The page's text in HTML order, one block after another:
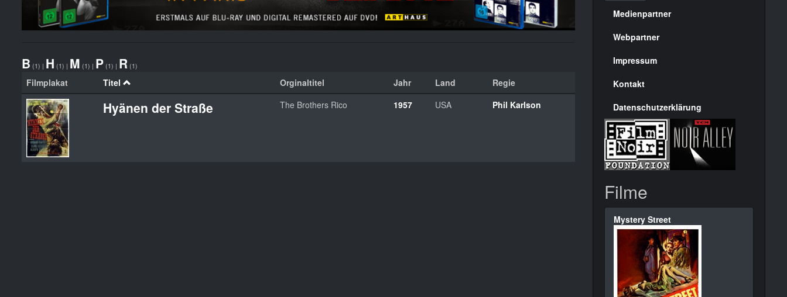
B (1) | H (1) | M (1) | P (1) | R (1)
Filmplakat Titel Orginaltitel Jahr Land Regie
Hyänen der Straße The Brothers Rico 1957 USA Phil Karlson
Menülinks
rechte
Seite
Medienpartner
Webpartner
Impressum
Kontakt
Datenschutzerklärung
Filme
Mystery Street